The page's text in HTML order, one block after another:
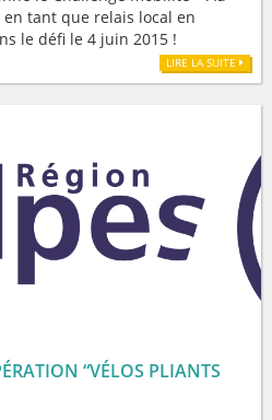
tant que relais local en
le défi le 4 juin 2015 !
LIRE LA SUITE
“VÉLOS PLIANTS